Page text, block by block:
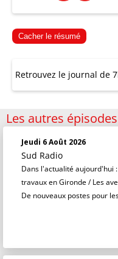
Cacher le résumé
Retrouvez le journal de
Les autres épisodes
Jeudi 6 Août 2026
Sud Radio
Dans l'actualité aujourd'hui
travaux en Gironde / Les
De nouveaux postes pour